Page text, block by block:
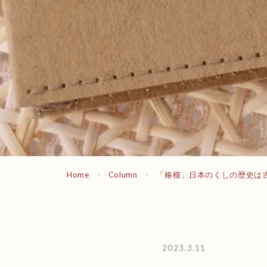
Home > Column > 「椿櫛」日本のくしの歴史は
2023.3.11